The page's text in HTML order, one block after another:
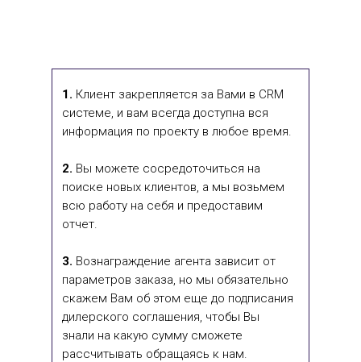
1. Клиент закрепляется за Вами в CRM
системе, и вам всегда доступна вся
информация по проекту в любое время.
2. Вы можете сосредоточиться на
поиске новых клиентов, а мы возьмем
всю работу на себя и предоставим
отчет.
3. Вознаграждение агента зависит от
параметров заказа, но мы обязательно
скажем Вам об этом еще до подписания
дилерского соглашения, чтобы Вы
знали на какую сумму сможете
рассчитывать обращаясь к нам.